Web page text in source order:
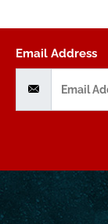
Email Address